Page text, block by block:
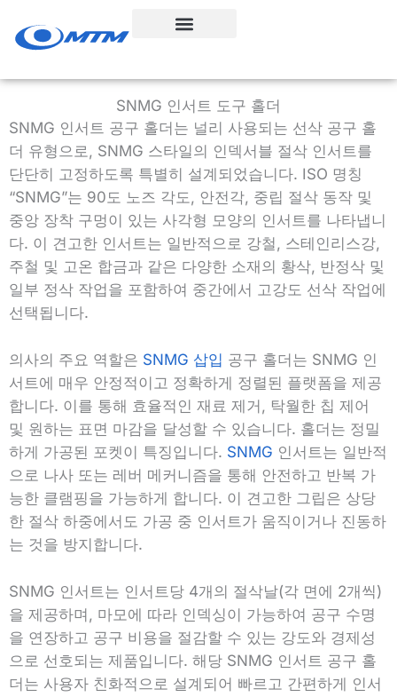
로
너
뛰
기
SNMG 인서트 도구 홀더
SNMG 인서트 공구 홀더는 널리 사용되는 선삭 공구 홀
더 유형으로, SNMG 스타일의 인덱서블 절삭 인서트를
단단히 고정하도록 특별히 설계되었습니다. ISO 명칭
“SNMG”는 90도 노즈 각도, 안전각, 중립 절삭 동작 및
중앙 장착 구멍이 있는 사각형 모양의 인서트를 나타냅니
다. 이 견고한 인서트는 일반적으로 강철, 스테인리스강,
주철 및 고온 합금과 같은 다양한 소재의 황삭, 반정삭 및
일부 정삭 작업을 포함하여 중간에서 고강도 선삭 작업에
선택됩니다.
의사의 주요 역할은 SNMG 삽입 공구 홀더는 SNMG 인
서트에 매우 안정적이고 정확하게 정렬된 플랫폼을 제공
합니다. 이를 통해 효율적인 재료 제거, 탁월한 칩 제어
및 원하는 표면 마감을 달성할 수 있습니다. 홀더는 정밀
하게 가공된 포켓이 특징입니다. SNMG 인서트는 일반적
으로 나사 또는 레버 메커니즘을 통해 안전하고 반복 가
능한 클램핑을 가능하게 합니다. 이 견고한 그립은 상당
한 절삭 하중에서도 가공 중 인서트가 움직이거나 진동하
는 것을 방지합니다.
SNMG 인서트는 인서트당 4개의 절삭날(각 면에 2개씩)
을 제공하며, 마모에 따라 인덱싱이 가능하여 공구 수명
을 연장하고 공구 비용을 절감할 수 있는 강도와 경제성
으로 선호되는 제품입니다. 해당 SNMG 인서트 공구 홀
더는 사용자 친화적으로 설계되어 빠르고 간편하게 인서